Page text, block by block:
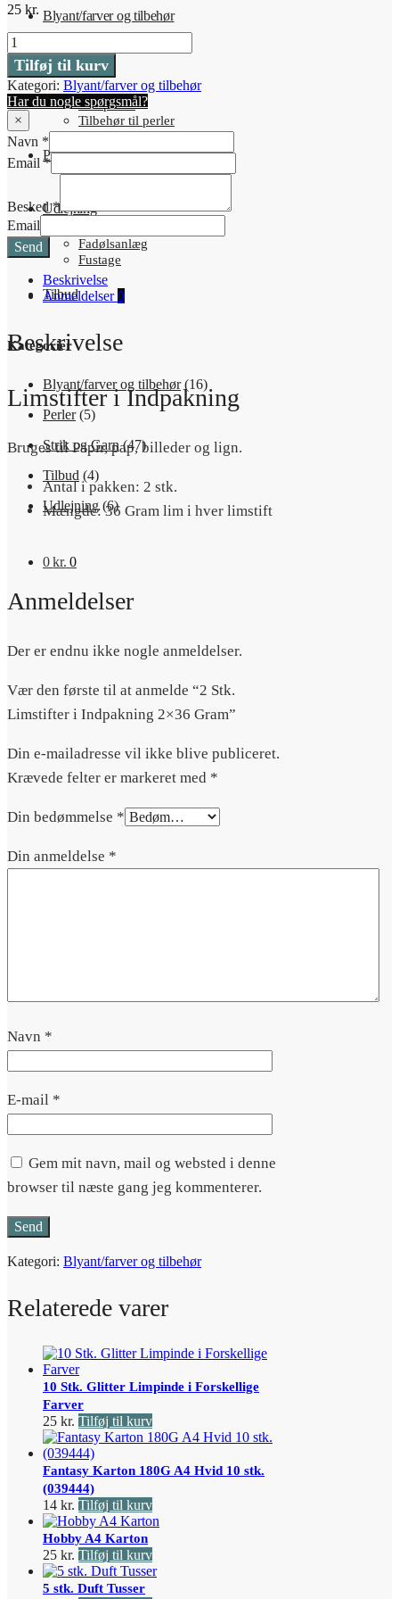
Blyant/farver og tilbehør
Perler
Glasperler
Tilbehør til perler
Puslespil
Udlejning
Fadølsanlæg
Fustage
Tilbud
Kategorier
Blyant/farver og tilbehør (16)
Perler (5)
Strik og Garn (47)
Tilbud (4)
Udlejning (6)
0kr. 0
25 kr.
2
Stk.
Limstifter
i
Indpakning
2x36
Gram
antal
Tilføj til kurv
Kategori: Blyant/farver og tilbehør
Har du nogle spørgsmål?
×
Navn *
Email*
Besked*
Email
Send
Beskrivelse
Anmeldelser0
Beskrivelse
Limstifter i Indpakning
Bruges til Papir, pap, billeder og lign.
Antal i pakken: 2 stk.
Mængde: 36 Gram lim i hver limstift
Anmeldelser
Der er endnu ikke nogle anmeldelser.
Vær den første til at anmelde “2 Stk.
Limstifter i Indpakning 2×36 Gram”
Din e-mailadresse vil ikke blive publiceret.
Krævede felter er markeret med *
Din bedømmelse *
Din anmeldelse *
Navn *
E-mail *
Gem mit navn, mail og websted i denne
browser til næste gang jeg kommenterer.
Kategori: Blyant/farver og tilbehør
Relaterede varer
10 Stk. Glitter Limpinde i Forskellige
Farver
25 kr. Tilføj til kurv
Fantasy Karton 180G A4 Hvid 10 stk.
(039444)
14 kr. Tilføj til kurv
Hobby A4 Karton
25 kr. Tilføj til kurv
5 stk. Duft Tusser